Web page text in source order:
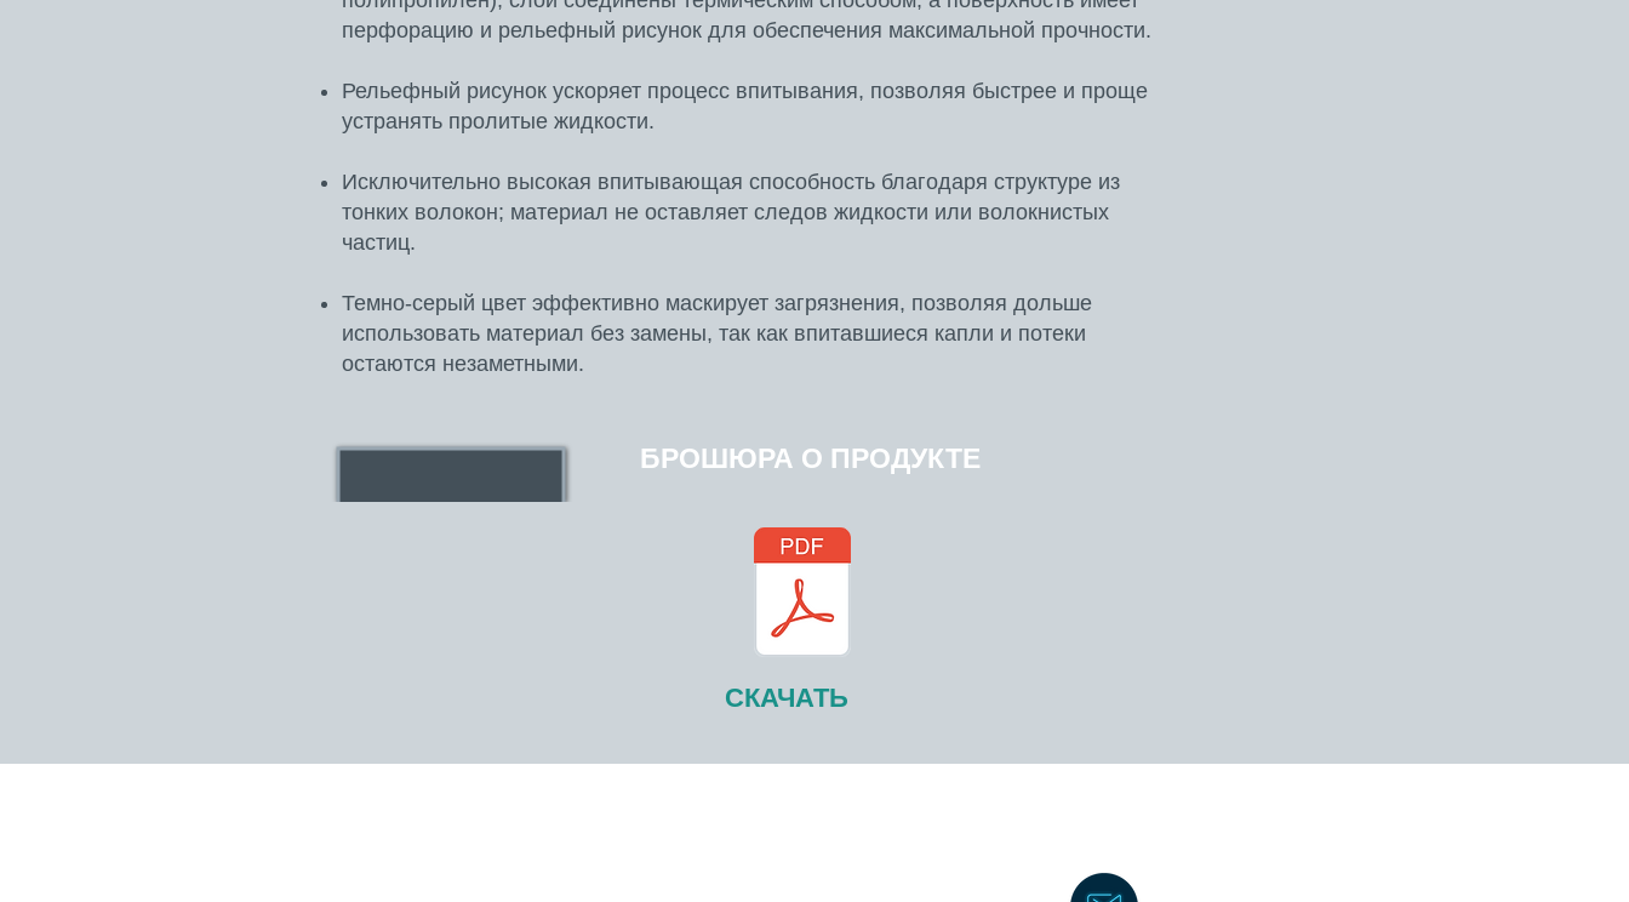
перфорацию и рельефный рисунок для обеспечения максимальной прочности.
Рельефный рисунок ускоряет процесс впитывания, позволяя быстрее и проще
устранять пролитые жидкости.
Исключительно высокая впитывающая способность благодаря структуре из
тонких волокон; материал не оставляет следов жидкости или волокнистых
частиц.
Темно-серый цвет эффективно маскирует загрязнения, позволяя дольше
использовать материал без замены, так как впитавшиеся капли и потеки
остаются незаметными.
БРОШЮРА О ПРОДУКТЕ
СКАЧАТЬ